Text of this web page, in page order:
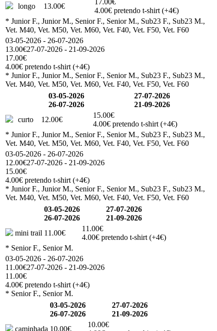
longo 13.00€
17.00€
4.00€ pretendo t-shirt (+4€)
* Junior F., Junior M., Senior F., Senior M., Sub23 F., Sub23 M.,
Vet. M40, Vet. M50, Vet. M60, Vet. F40, Vet. F50, Vet. F60
03-05-2026 - 26-07-2026
13.00€27-07-2026 - 21-09-2026
17.00€
4.00€ pretendo t-shirt (+4€)
* Junior F., Junior M., Senior F., Senior M., Sub23 F., Sub23 M.,
Vet. M40, Vet. M50, Vet. M60, Vet. F40, Vet. F50, Vet. F60
03-05-2026
26-07-2026
27-07-2026
21-09-2026
curto
12.00€
15.00€
4.00€ pretendo t-shirt (+4€)
* Junior F., Junior M., Senior F., Senior M., Sub23 F., Sub23 M.,
Vet. M40, Vet. M50, Vet. M60, Vet. F40, Vet. F50, Vet. F60
03-05-2026 - 26-07-2026
12.00€27-07-2026 - 21-09-2026
15.00€
4.00€ pretendo t-shirt (+4€)
* Junior F., Junior M., Senior F., Senior M., Sub23 F., Sub23 M.,
Vet. M40, Vet. M50, Vet. M60, Vet. F40, Vet. F50, Vet. F60
03-05-2026
26-07-2026
27-07-2026
21-09-2026
mini trail 11.00€
11.00€
4.00€ pretendo t-shirt (+4€)
* Senior F., Senior M.
03-05-2026 - 26-07-2026
11.00€27-07-2026 - 21-09-2026
11.00€
4.00€ pretendo t-shirt (+4€)
* Senior F., Senior M.
03-05-2026
26-07-2026
27-07-2026
21-09-2026
caminhada 10.00€
10.00€